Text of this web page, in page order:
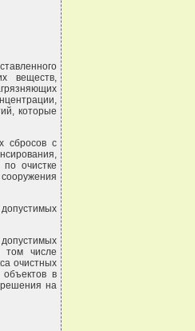
веществ,
которые
сбросов с
очистке
том числе
очистных
в
на